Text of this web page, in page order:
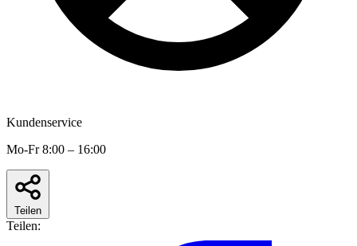
Kundenservice
Mo-Fr 8:00 – 16:00
Teilen
Teilen: